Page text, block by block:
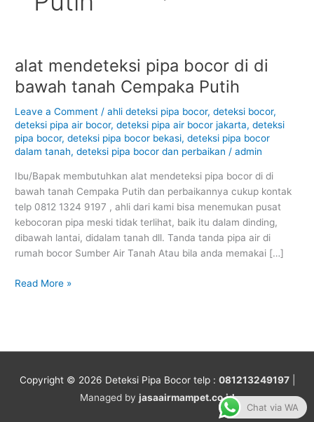
alat mendeteksi pipa bocor di di
bawah tanah Cempaka Putih
Leave a Comment /ahli deteksi pipa bocor,deteksi bocor,
deteksi pipa air bocor,deteksi pipa air bocor jakarta,deteksi
pipa bocor,deteksi pipa bocor bekasi,deteksi pipa bocor
dalam tanah,deteksi pipa bocor dan perbaikan /admin
Ibu/Bapak membutuhkan alat mendeteksi pipa bocor di di
bawah tanah Cempaka Putih dan perbaikannya cukup kontak
telp 0812 1324 9197 , ahli dari kami bisa menemukan pusat
kebocoran pipa meski tidak terlihat, baik itu dalam dinding,
dibawah lantai, didalam tanah dll. Tanda tanda pipa air di
rumah bocor Sumber Air Tanah Atau bila anda memakai […]
alat
mendeteksi
pipa
bocor
di
di
bawah
tanah
Cempaka
Putih
Read More »
Copyright © 2026 Deteksi Pipa Bocortelp : 081213249197|
Managed by jasaairmampet.co.id
Chat via WA